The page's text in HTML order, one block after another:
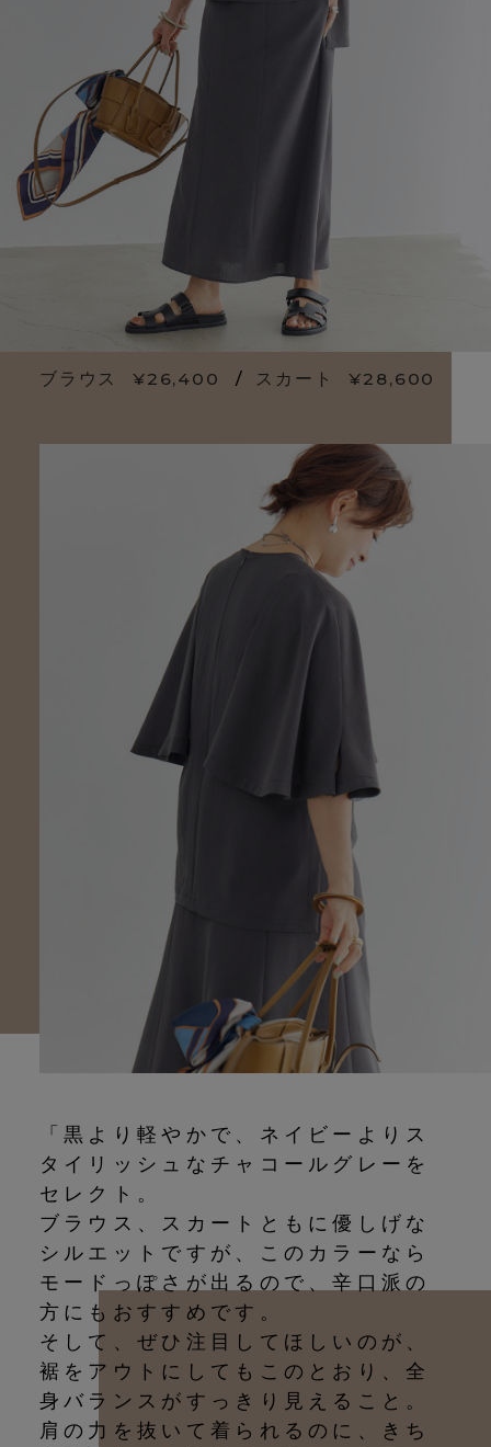
ブラウス ¥26,400 / スカート ¥28,600
「黒より軽やかで、ネイビーよりス
タイリッシュなチャコールグレーを
セレクト。
ブラウス、スカートともに優しげな
シルエットですが、このカラーなら
モードっぽさが出るので、辛口派の
方にもおすすめです。
そして、ぜひ注目してほしいのが、
裾をアウトにしてもこのとおり、全
身バランスがすっきり見えること。
肩の力を抜いて着られるのに、きち